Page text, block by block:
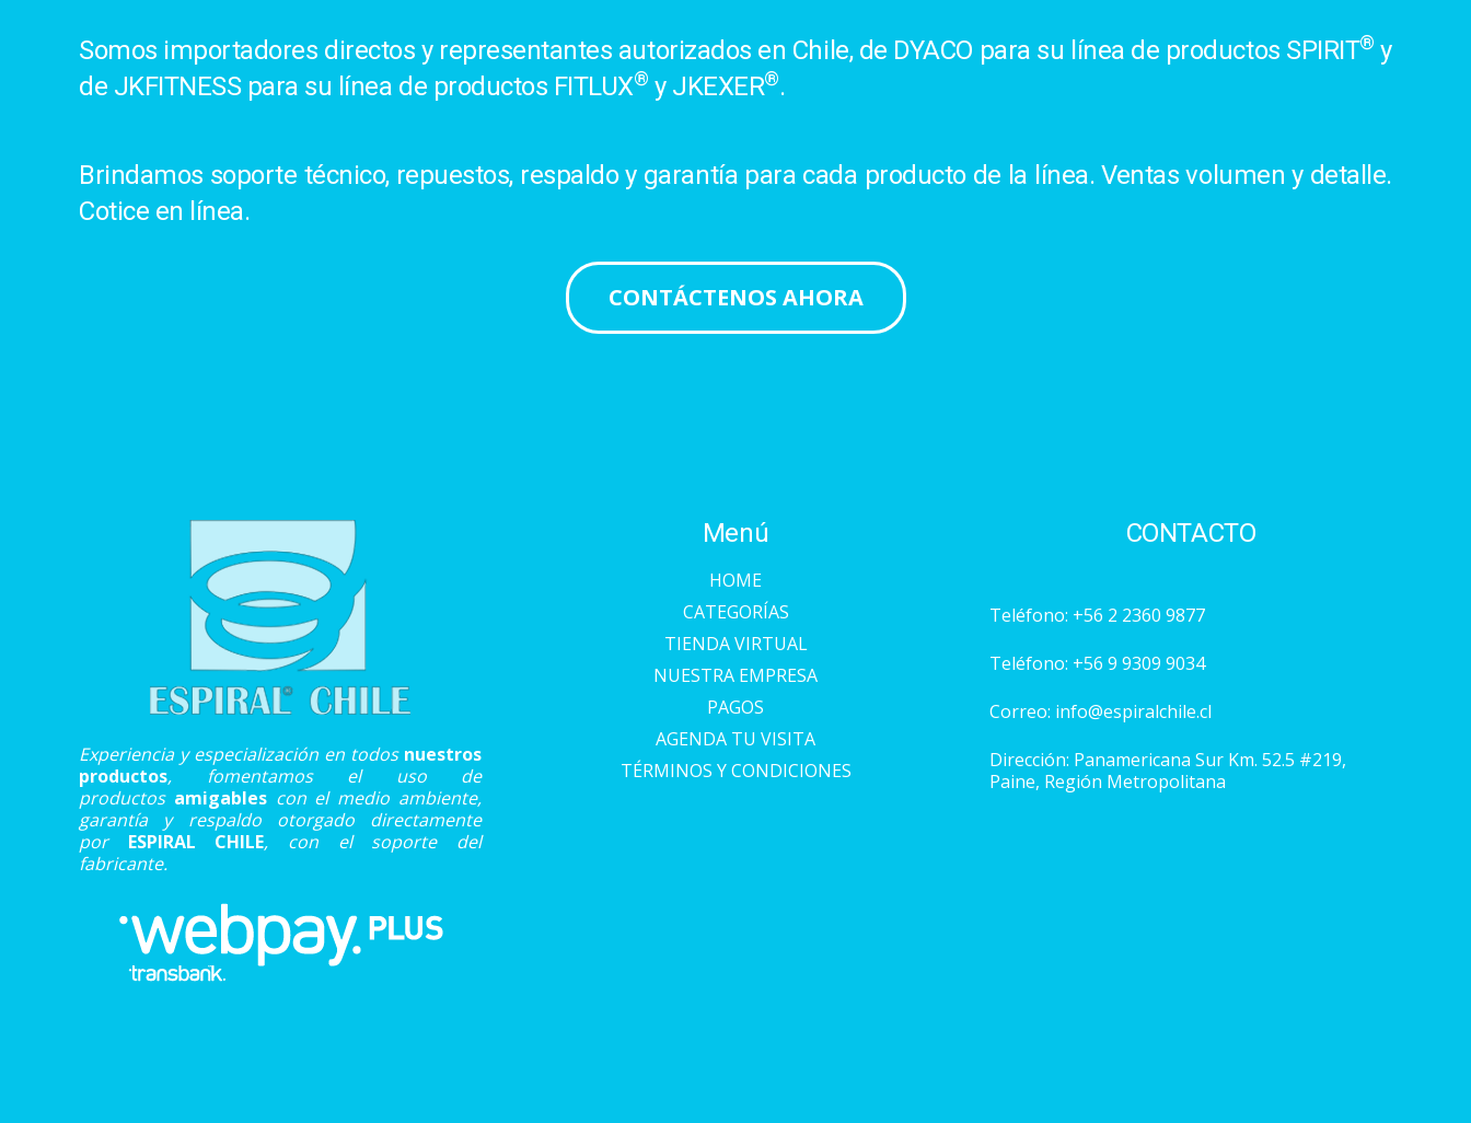
Somos importadores directos y representantes autorizados en Chile, de DYACO para su línea de productos SPIRIT® y
de JKFITNESS para su línea de productos FITLUX® y JKEXER®.
Brindamos soporte técnico, repuestos, respaldo y garantía para cada producto de la línea. Ventas volumen y detalle.
Cotice en línea.
CONTÁCTENOS AHORA
Experiencia y especialización en todos nuestros
productos, fomentamos el uso de
productos amigablescon el medio ambiente,
garantía y respaldo otorgado directamente
por ESPIRAL CHILE, con el soporte del
fabricante.
Menú
HOME
CATEGORÍAS
TIENDA VIRTUAL
NUESTRA EMPRESA
PAGOS
AGENDA TU VISITA
TÉRMINOS Y CONDICIONES
CONTACTO
Teléfono: +56 2 2360 9877
Teléfono: +56 9 9309 9034
Correo: info@espiralchile.cl
Dirección: Panamericana Sur Km. 52.5 #219,
Paine, Región Metropolitana